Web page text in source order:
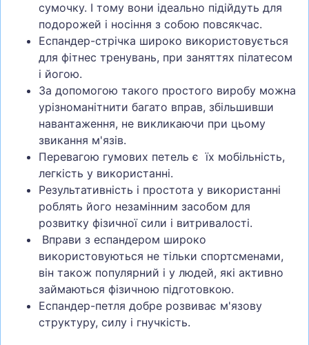
сумочку. І тому вони ідеально підійдуть для
подорожей і носіння з собою повсякчас.
Еспандер-стрічка широко використовується
для фітнес тренувань, при заняттях пілатесом
і йогою.
За допомогою такого простого виробу можна
урізноманітнити багато вправ, збільшивши
навантаження, не викликаючи при цьому
звикання м'язів.
Перевагою гумових петель є їх мобільність,
легкість у використанні.
Результативність і простота у використанні
роблять його незамінним засобом для
розвитку фізичної сили і витривалості.
Вправи з еспандером широко
використовуються не тільки спортсменами,
він також популярний і у людей, які активно
займаються фізичною підготовкою.
Еспандер-петля добре розвиває м'язову
структуру, силу і гнучкість.